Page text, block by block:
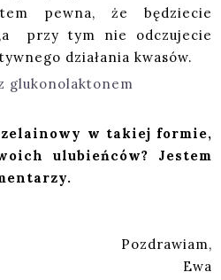
pewna, że będziecie
przy tym nie odczujecie
działania kwasów.
glukonolaktonem
w takiej formie,
ulubieńców? Jestem
Pozdrawiam,
Ewa